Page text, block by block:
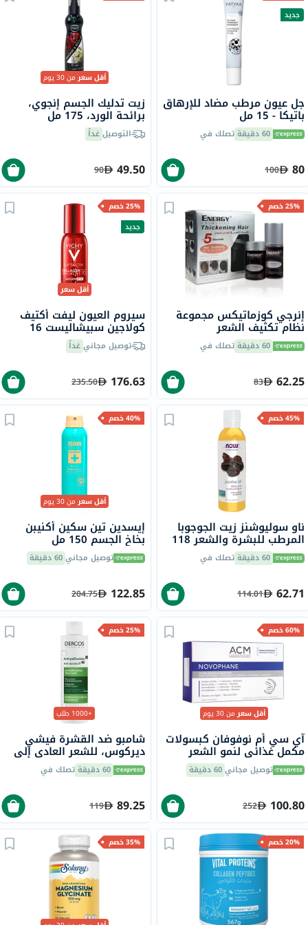
جديد
جل عيون مرطب مضاد للإرهاق
باتيكا - 15 مل
60 دقيقة تصلك في
80
100
أقل سعرمن 30 يوم
زيت تدليك الجسم إنجوي،
برائحة الورد، 175 مل
التوصيلغداً
49.50
90
25% خصم
إنرجي كوزماتيكس مجموعة
نظام تكثيف الشعر
60 دقيقة تصلك في
62.25
83
25% خصم
جديد
أقل سعر
سيروم العيون ليفت أكتيف
كولاجين سبيشاليست 16
ملتوصيل مجانيغداً
176.63
235.50
45% خصم
ناو سوليوشنز زيت الجوجوبا
المرطب للبشرة والشعر 118
مل 60 دقيقة تصلك في
62.71
114.01
40% خصم
أقل سعرمن 30 يوم
إيسدين تين سكين أكنيبن
بخاخ الجسم 150 مل
توصيل مجاني60 دقيقة
122.85
204.75
60% خصم
أقل سعرمن 30 يوم
آي سي أم نوفوفان كبسولات
مكمل غذائي لنمو الشعر
والأظافر حزمة من 60
توصيل مجاني60 دقيقة
100.80
252
25% خصم
+1000 طلب
شامبو ضد القشرة فيشي
ديركوس، للشعر العادي إلى
الدهني، 200 مل
60 دقيقة تصلك في
89.25
119
20% خصم 35% خصم